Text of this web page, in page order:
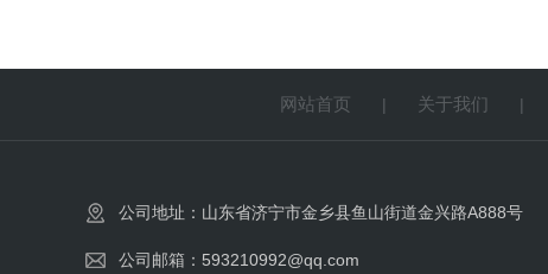
网站首页 | 关于我们 |
公司地址：山东省济宁市金乡县鱼山街道金兴路A888号
公司邮箱：593210992@qq.com